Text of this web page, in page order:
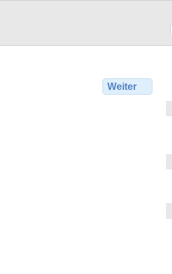
Weiter